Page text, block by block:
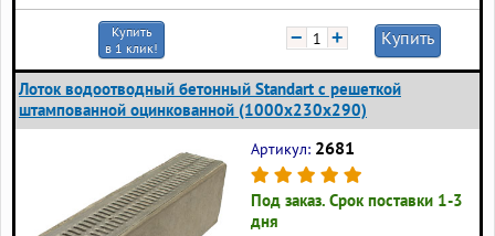
Купить
в 1 клик!
− + Купить
Лоток водоотводный бетонный Standart с решеткой
штампованной оцинкованной (1000x230x290)
Артикул: 2681
Под заказ. Срок поставки 1-3
дня